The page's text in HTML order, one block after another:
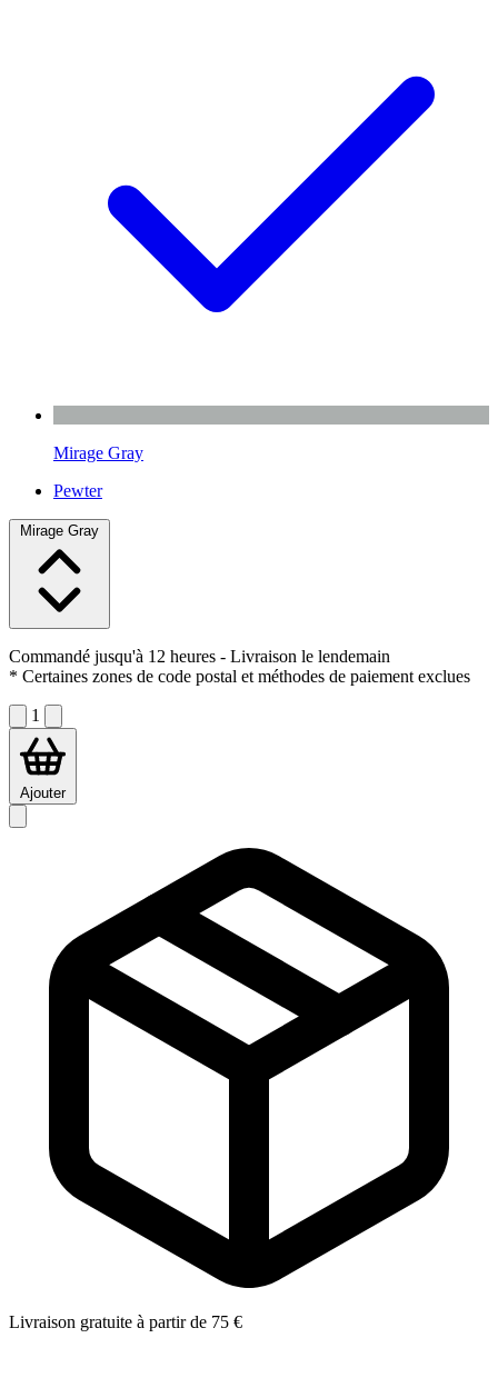
Mirage Gray
Pewter
Mirage Gray
Commandé jusqu'à 12 heures - Livraison le lendemain
* Certaines zones de code postal et méthodes de paiement exclues
1
Ajouter
Livraison gratuite à partir de 75 €